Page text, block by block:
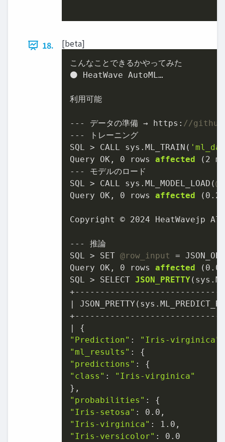
18. [beta]
こんなことできるかやってみた
⚫ HeatWave AutoML…
利用可能
--- データの準備 → https: //
--- トレーニング
SQL > CALL sys.ML_TRAIN(
Query OK, 0 rows affected ( 2
--- モデルのロード
SQL > CALL sys.ML_MODEL_LOAD(
Query OK, 0 rows affected (
Copyright © 2024 HeatWavejp
--- 推論
SQL > SET @row_input
=
Query OK, 0 rows affected (
SQL > SELECT JSON_PRETTY
|
"Prediction" :
"Iris-virginica"
"ml_results"
"predictions"
"class" :
"Iris-virginica"
"probabilities"
"Iris-setosa" : 0.0
"Iris-virginica" : 1.0
"Iris-versicolor" : 0.0